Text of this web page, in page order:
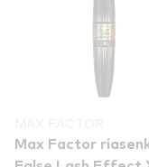
Max Factor